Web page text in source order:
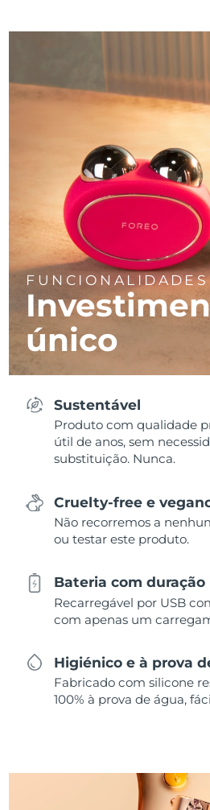
FUNCIONALIDADES
único
Sustentável
Produto com qualidade
útil de anos, sem
substituição. Nunca.
Cruelty-free e
Não recorremos a
ou testar este produto.
Bateria com
Recarregável por USB
com apenas um
Higiénico e à prova
Fabricado com silicone
100% à prova de água,